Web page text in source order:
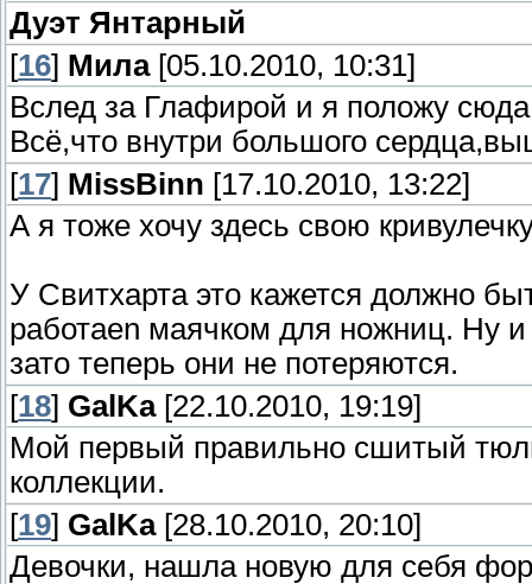
Дуэт Янтарный
[16] Мила[05.10.2010, 10:31]
Вслед за Глафирой и я положу сюда
Всё,что внутри большого
[17] MissBinn [17.10.2010, 13:22]
А я тоже хочу здесь свою
У Свитхарта это кажется должно
работаеn маячком для ножниц. Ну
зато теперь они не потеряются.
[18] GalKa[22.10.2010, 19:19]
Мой первый правильно сшитый
коллекции.
[19] GalKa[28.10.2010, 20:10]
Девочки, нашла новую для себя